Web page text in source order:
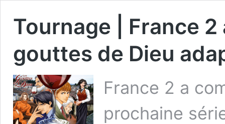
Tournage | France
gouttes de Dieu
France 2 a
prochaine